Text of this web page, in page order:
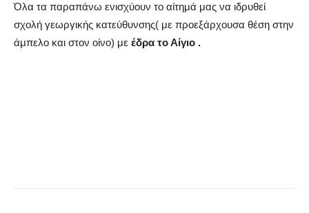
Όλα τα παραπάνω ενισχύουν το αίτημά μας να ιδρυθεί
σχολή γεωργικής κατεύθυνσης( με προεξάρχουσα θέση στην
άμπελο και στον οίνο) με έδρα το Αίγιο .